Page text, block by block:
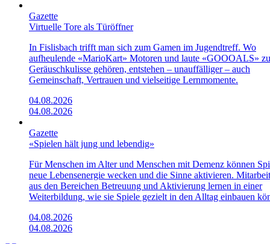
Gazette
Virtuelle Tore als Türöffner
In Fislisbach trifft man sich zum Gamen im Jugendtreff. Wo
aufheulende «Mario­Kart»­ Motoren und laute «GOOOALS»
Geräuschkulisse gehören, entstehen – unauffälliger – auch
Gemeinschaft, Vertrauen und vielseitige Lernmomente.
04.08.2026
04.08.2026
Gazette
«Spielen hält jung und lebendig»
Für Menschen im Alter und Menschen mit Demenz können
neue Lebensenergie wecken und die Sinne aktivieren.
aus den Bereichen Betreuung und Aktivierung lernen in einer
Weiterbildung, wie sie Spiele gezielt in den Alltag einbauen
04.08.2026
04.08.2026